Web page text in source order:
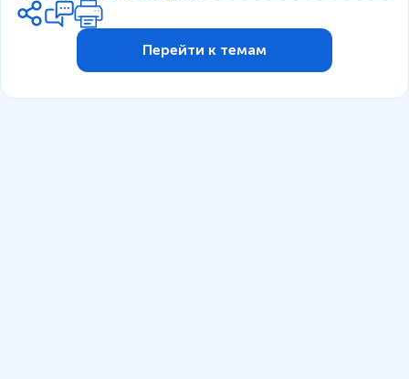
Перейти к темам